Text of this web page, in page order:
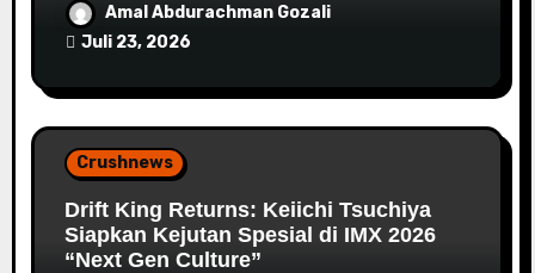
Amal Abdurachman Gozali
Juli 23, 2026
Crushnews
Drift King Returns: Keiichi Tsuchiya
Siapkan Kejutan Spesial di IMX 2026
“Next Gen Culture”